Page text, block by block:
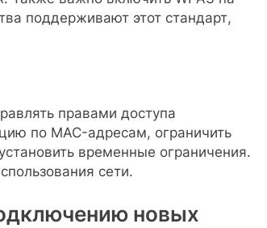
поддерживают этот стандарт,
правами доступа
по MAC-адресам, ограничить
временные ограничения.
сети.
новых